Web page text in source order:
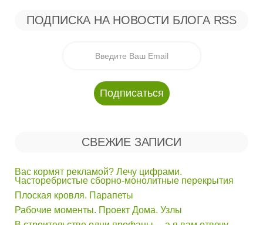
ПОДПИСКА НА НОВОСТИ БЛОГА RSS
СВЕЖИЕ ЗАПИСИ
Вас кормят рекламой? Лечу цифрами.
Часторебристые сборно-монолитные перекрытия
Плоская кровля. Парапеты
Рабочие моменты. Проект Дома. Узлы